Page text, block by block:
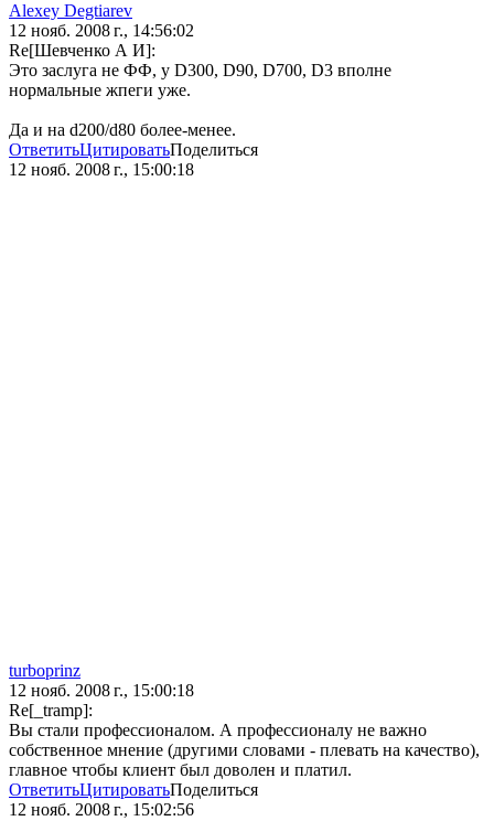
Alexey Degtiarev
12 нояб. 2008 г., 14:56:02
Re[Шевченко А И]:
Это заслуга не ФФ, у D300, D90, D700, D3 вполне
нормальные жпеги уже.
Да и на d200/d80 более-менее.
ОтветитьЦитироватьПоделиться
12 нояб. 2008 г., 15:00:18
turboprinz
12 нояб. 2008 г., 15:00:18
Re[_tramp]:
Вы стали профессионалом. А профессионалу не важно
собственное мнение (другими словами - плевать на качество),
главное чтобы клиент был доволен и платил.
ОтветитьЦитироватьПоделиться
12 нояб. 2008 г., 15:02:56